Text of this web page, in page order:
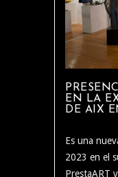
EN LA
DE AIX
Es una
2023 en el
PrestaART